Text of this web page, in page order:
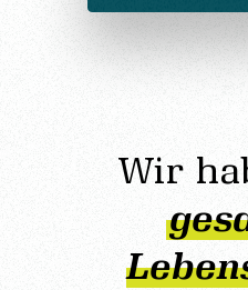
Wir